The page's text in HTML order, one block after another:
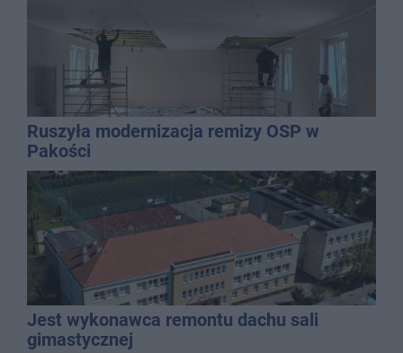
Ruszyła modernizacja remizy OSP w
Pakości
Jest wykonawca remontu dachu sali
gimastycznej